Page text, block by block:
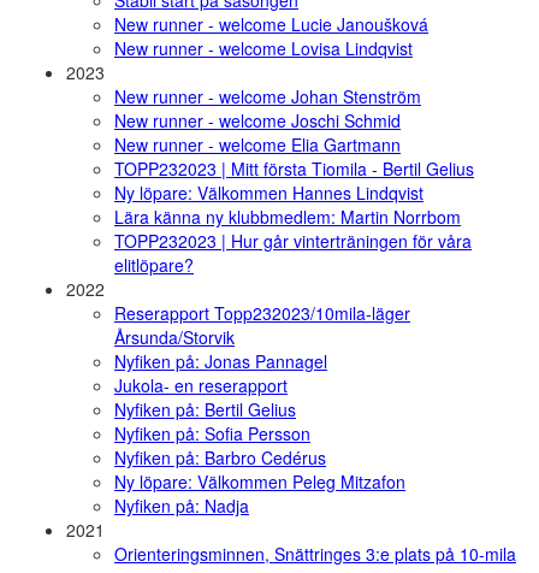
New runner - welcome Lucie Janoušková
New runner - welcome Lovisa Lindqvist
2023
New runner - welcome Johan Stenström
New runner - welcome Joschi Schmid
New runner - welcome Elia Gartmann
TOPP232023 | Mitt första Tiomila - Bertil Gelius
Ny löpare: Välkommen Hannes Lindqvist
Lära känna ny klubbmedlem: Martin Norrbom
TOPP232023 | Hur går vinterträningen för våra
elitlöpare?
2022
Reserapport Topp232023/10mila-läger
Årsunda/Storvik
Nyfiken på: Jonas Pannagel
Jukola- en reserapport
Nyfiken på: Bertil Gelius
Nyfiken på: Sofia Persson
Nyfiken på: Barbro Cedérus
Ny löpare: Välkommen Peleg Mitzafon
Nyfiken på: Nadja
2021
Orienteringsminnen, Snättringes 3:e plats på 10-mila